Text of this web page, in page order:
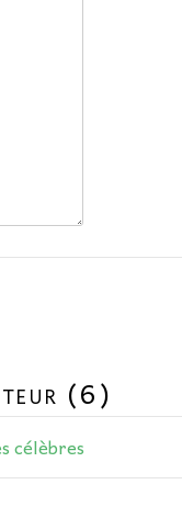
(6)
célèbres